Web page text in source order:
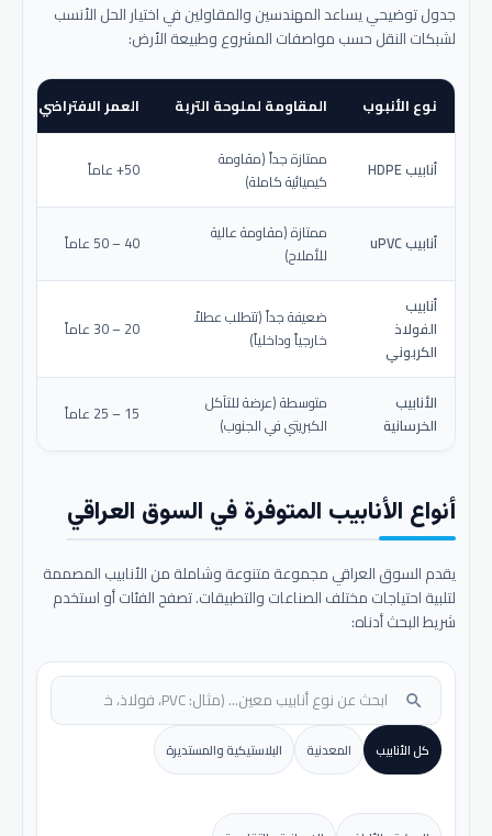
جدول توضيحي يساعد المهندسين والمقاولين في اختيار الحل الأنسب
لشبكات النقل حسب مواصفات المشروع وطبيعة الأرض:
نوع الأنبوب المقاومة لملوحة التربة العمر الافتراضي
أنابيب HDPE
ممتازة جداً (مقاومة
كيميائية كاملة)
50+ عاماً
أنابيب uPVC
ممتازة (مقاومة عالية
للأملاح)
40 – 50 عاماً
أنابيب
الفولاذ
الكربوني
ضعيفة جداً (تتطلب عطلاً
خارجياً وداخلياً)
20 – 30 عاماً
الأنابيب
الخرسانية
متوسطة (عرضة للتآكل
الكبريتي في الجنوب)
15 – 25 عاماً
أنواع الأنابيب المتوفرة في السوق العراقي
يقدم السوق العراقي مجموعة متنوعة وشاملة من الأنابيب المصممة
لتلبية احتياجات مختلف الصناعات والتطبيقات. تصفح الفئات أو استخدم
شريط البحث أدناه:
search
كل الأنابيب المعدنية البلاستيكية والمستديرة